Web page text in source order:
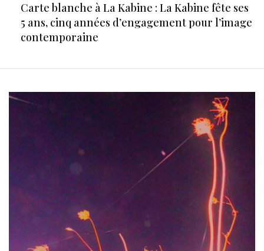
Carte blanche à La Kabine : La Kabine fête ses
5 ans, cinq années d’engagement pour l’image
contemporaine